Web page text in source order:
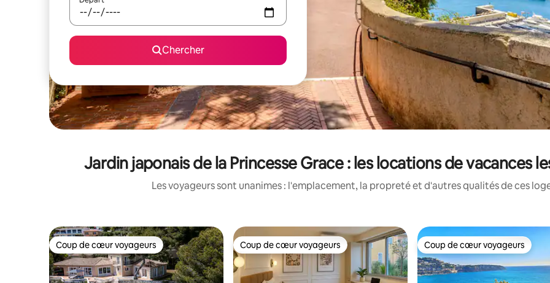
Chercher
Jardin japonais de la Princesse Grace : les locations de vacances
Les voyageurs sont unanimes : l'emplacement, la propreté et d'autres qualités de ces
Coup de cœur voyageurs
Coup de cœur voyageurs Coup de cœur voyageurs
Coup de cœur voyageurs Coup de cœur voyageurs
Coup de cœur voyageurs